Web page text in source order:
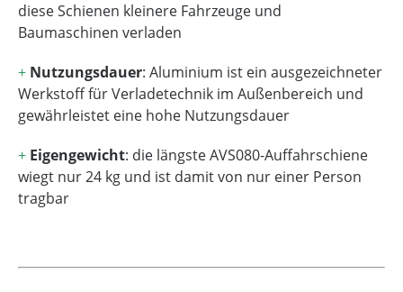
diese Schienen kleinere Fahrzeuge und
Baumaschinen verladen
+ Nutzungsdauer: Aluminium ist ein ausgezeichneter
Werkstoff für Verladetechnik im Außenbereich und
gewährleistet eine hohe Nutzungsdauer
+ Eigengewicht: die längste AVS080-Auffahrschiene
wiegt nur 24 kg und ist damit von nur einer Person
tragbar